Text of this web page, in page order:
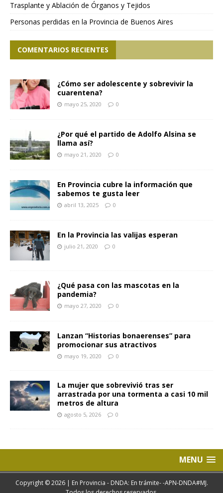
Trasplante y Ablación de Órganos y Tejidos
Personas perdidas en la Provincia de Buenos Aires
COMENTARIOS RECIENTES
¿Cómo ser adolescente y sobrevivir la
cuarentena?
mayo 25, 2020 0
¿Por qué el partido de Adolfo Alsina se
llama así?
mayo 21, 2020 0
En Provincia cubre la información que
sabemos te gusta leer
abril 13, 2025 0
En la Provincia las valijas esperan
julio 21, 2020 0
¿Qué pasa con las mascotas en la
pandemia?
mayo 27, 2020 0
Lanzan “Historias bonaerenses” para
promocionar sus atractivos
mayo 19, 2020 0
La mujer que sobrevivió tras ser
arrastrada por una tormenta a casi 10 mil
metros de altura
agosto 5, 2026 0
MENU
Copyright © 2026 | En Provincia - DNDA: En trámite- -APN-DNDA#MJ.